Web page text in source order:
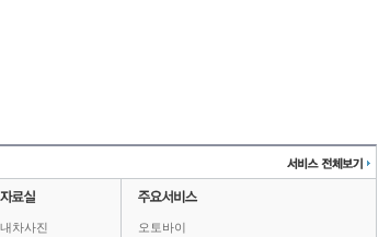
내차사진
오토바이